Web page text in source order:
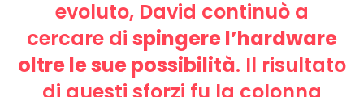
evoluto, David continuò a
cercare di spingere l’hardware
oltre le sue possibilità. Il risultato